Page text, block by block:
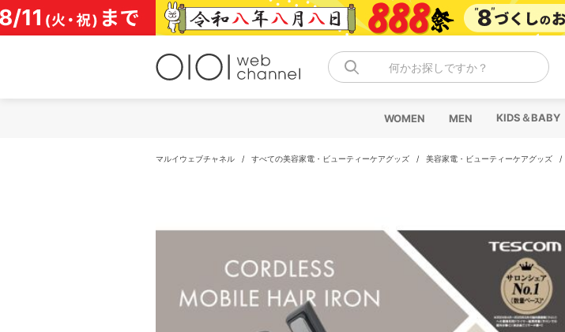
コ
ン
テ
何かお探しですか？
WOMEN MEN KIDS＆BABY
マルイウェブチャネル / すべての美容家電・ビューティーケアグッズ / 美容家電・ビューティーケアグッズ /